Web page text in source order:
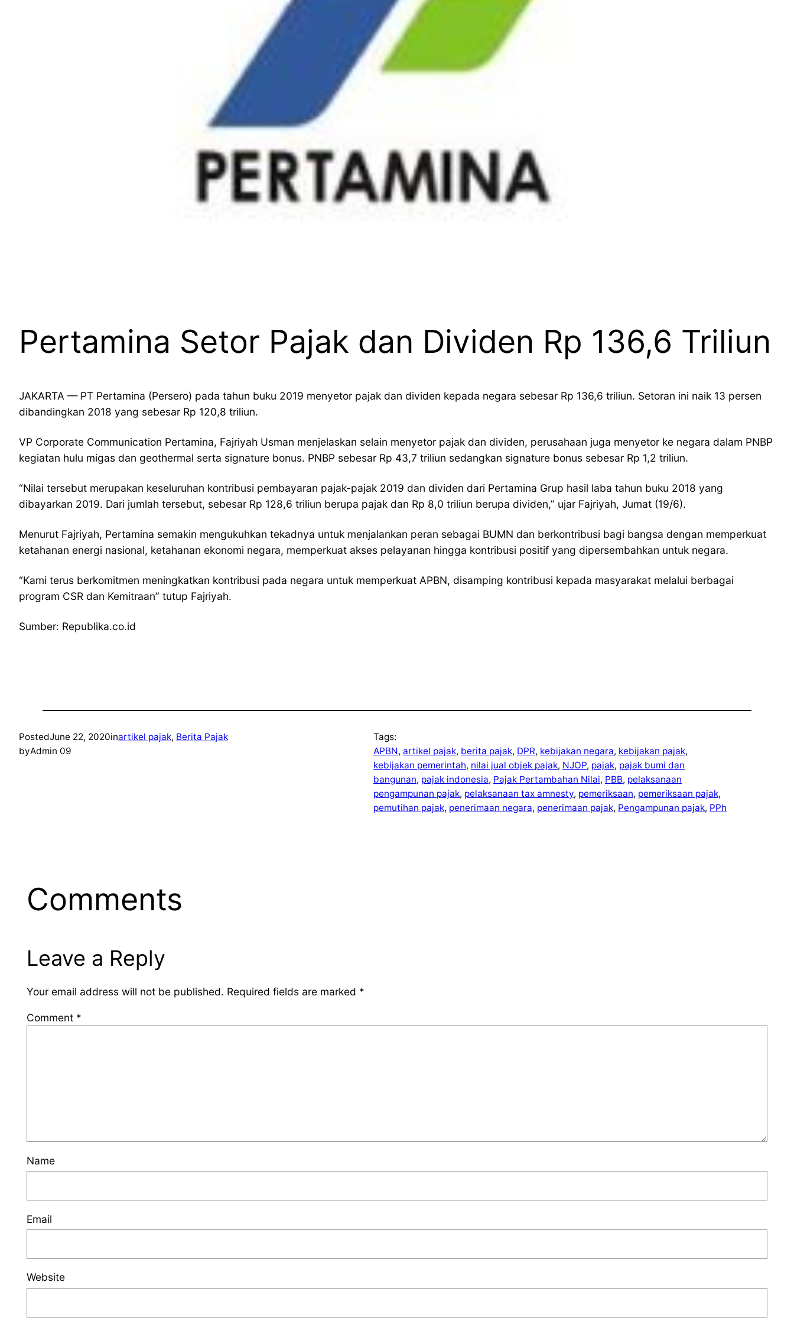
Pertamina Setor Pajak dan Dividen Rp 136,6 Triliun
JAKARTA — PT Pertamina (Persero) pada tahun buku 2019 menyetor pajak dan dividen kepada negara sebesar Rp 136,6 triliun. Setoran ini naik 13 persen
dibandingkan 2018 yang sebesar Rp 120,8 triliun.
VP Corporate Communication Pertamina, Fajriyah Usman menjelaskan selain menyetor pajak dan dividen, perusahaan juga menyetor ke negara dalam PNBP
kegiatan hulu migas dan geothermal serta signature bonus. PNBP sebesar Rp 43,7 triliun sedangkan signature bonus sebesar Rp 1,2 triliun.
“Nilai tersebut merupakan keseluruhan kontribusi pembayaran pajak-pajak 2019 dan dividen dari Pertamina Grup hasil laba tahun buku 2018 yang
dibayarkan 2019. Dari jumlah tersebut, sebesar Rp 128,6 triliun berupa pajak dan Rp 8,0 triliun berupa dividen,” ujar Fajriyah, Jumat (19/6).
Menurut Fajriyah, Pertamina semakin mengukuhkan tekadnya untuk menjalankan peran sebagai BUMN dan berkontribusi bagi bangsa dengan memperkuat
ketahanan energi nasional, ketahanan ekonomi negara, memperkuat akses pelayanan hingga kontribusi positif yang dipersembahkan untuk negara.
“Kami terus berkomitmen meningkatkan kontribusi pada negara untuk memperkuat APBN, disamping kontribusi kepada masyarakat melalui berbagai
program CSR dan Kemitraan” tutup Fajriyah.
Sumber: Republika.co.id
PostedJune 22, 2020inartikel pajak, Berita Pajak
byAdmin 09
Tags:
APBN, artikel pajak, berita pajak, DPR, kebijakan negara, kebijakan pajak
kebijakan pemerintah, nilai jual objek pajak, NJOP, pajak, pajak bumi dan
bangunan, pajak indonesia, Pajak Pertambahan Nilai, PBB, pelaksanaan
pengampunan pajak, pelaksanaan tax amnesty, pemeriksaan, pemeriksaan pajak
pemutihan pajak, penerimaan negara, penerimaan pajak, Pengampunan pajak, PPh
Comments
Leave a Reply
Your email address will not be published. Required fields are marked *
Comment *
Name
Email
Website